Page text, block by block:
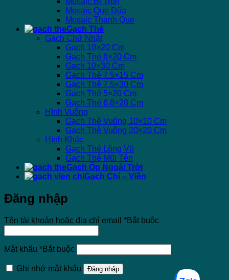
Mosaic Que Đũa
Mosaic Thanh Que
Gạch Thẻ
Gạch Chữ Nhật
Gạch 10×20 Cm
Gạch Thẻ 6×20 Cm
Gạch 10×30 Cm
Gạch Thẻ 7.5×15 Cm
Gạch Thẻ 7.5×30 Cm
Gạch Thẻ 5×20 Cm
Gạch Thẻ 6.8×28 Cm
Hình Vuông
Gạch Thẻ Vuông 10×10 Cm
Gạch Thẻ Vuông 20×20 Cm
Hình Khác
Gạch Thẻ Lông Vũ
Gạch Thẻ Mũi Tên
Gạch Ốp Ngoài Trời
Gạch Chỉ – Viền
Đăng nhập
Tên tài khoản hoặc địa chỉ email *Bắt buộc
Mật khẩu *Bắt buộc
Ghi nhớ mật khẩu Đăng nhập